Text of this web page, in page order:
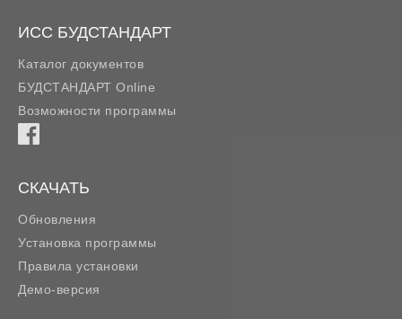
ИСС БУДСТАНДАРТ
Каталог документов
БУДСТАНДАРТ Online
Возможности программы
СКАЧАТЬ
Обновления
Установка программы
Правила установки
Демо-версия